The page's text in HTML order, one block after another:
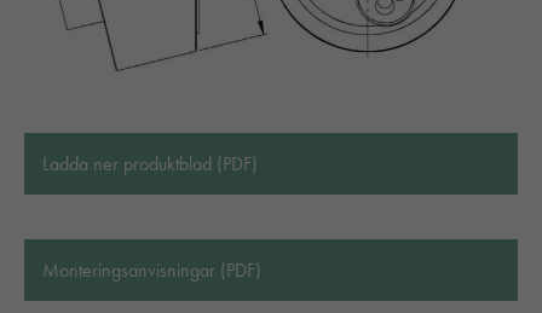
Ladda ner produktblad (PDF)
Monteringsanvisningar (PDF)